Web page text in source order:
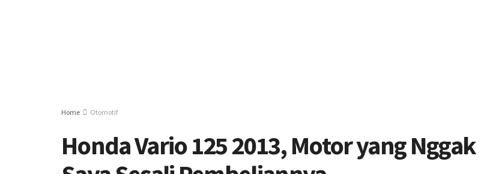
Home Otomotif
Honda Vario 125 2013, Motor yang Nggak